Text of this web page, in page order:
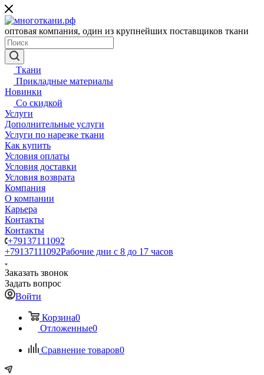
оптовая компания, один из крупнейших поставщиков ткани
Ткани
Прикладные материалы
Новинки
Со скидкой
Услуги
Дополнительные услуги
Услуги по нарезке ткани
Как купить
Условия оплаты
Условия доставки
Условия возврата
Компания
О компании
Карьера
Контакты
Контакты
+79137111092
+79137111092Рабочие дни с 8 до 17 часов
Заказать звонок
Задать вопрос
Войти
Корзина0
Отложенные0
Сравнение товаров0